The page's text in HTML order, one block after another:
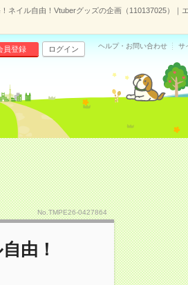
ネイル自由！Vtuberグッズの企画（110137025）｜
員登録 ログイン ヘルプ・お問い合わせ サ
No.TMPE26-0427864
由！